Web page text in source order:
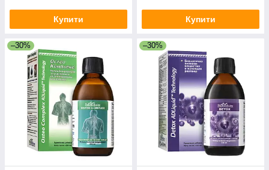
Купити Купити
–30% –30%